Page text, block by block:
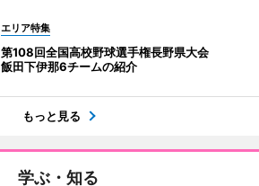
エリア特集
第108回全国高校野球選手権長野県大会
飯田下伊那6チームの紹介
もっと見る
学ぶ・知る